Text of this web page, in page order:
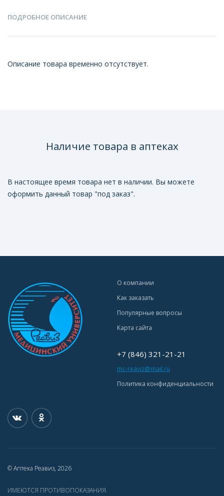
ПОДРОБНОЕ ОПИСАНИЕ
Описание товара временно отсутствует.
Наличие товара в аптеках
В настоящее время товара нет в наличии. Вы можете
оформить данный товар "под заказ".
О компании
Как заказать
Популярные вопросы
Карта сайта
+7 (846) 321-21-21
mc-reaviz@mail.ru
Политика конфиденциальности
© Аптека Реавиз, 2026
ИМЕЮТСЯ ПРОТИВОПОКАЗАНИЯ.